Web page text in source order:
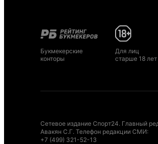
Букмекерские
конторы
Для лиц
старше 18 лет
Сетевое издание Спорт24. Главный
Авакян С.Г. Телефон редакции СМИ:
+7 (499) 321-52-13